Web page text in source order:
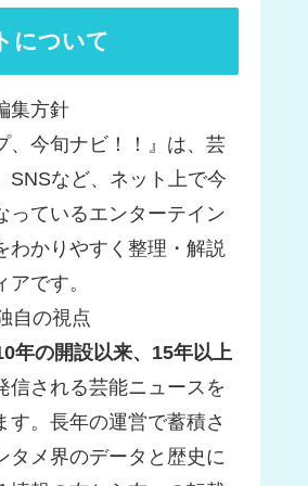
について
集方針
、今旬ナビ！！』は、芸
SNSなど、ネット上で今
っているエンターテイン
わかりやすく整理・解説
です。
自の視点
年の開設以来、15年以上
信される芸能ニュースを
す。長年の運営で蓄積さ
タメ界のデータと歴史に